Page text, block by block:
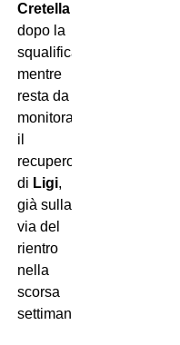
Cretella
dopo la
squalifica,
mentre
resta da
monitorare
il
recupero
di Ligi,
già sulla
via del
rientro
nella
scorsa
settimana.